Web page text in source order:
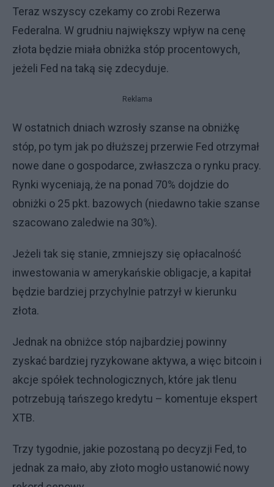
Teraz wszyscy czekamy co zrobi Rezerwa
Federalna. W grudniu największy wpływ na cenę
złota będzie miała obniżka stóp procentowych,
jeżeli Fed na taką się zdecyduje.
Reklama
W ostatnich dniach wzrosły szanse na obniżkę
stóp, po tym jak po dłuższej przerwie Fed otrzymał
nowe dane o gospodarce, zwłaszcza o rynku pracy.
Rynki wyceniają, że na ponad 70% dojdzie do
obniżki o 25 pkt. bazowych (niedawno takie szanse
szacowano zaledwie na 30%).
Jeżeli tak się stanie, zmniejszy się opłacalność
inwestowania w amerykańskie obligacje, a kapitał
będzie bardziej przychylnie patrzył w kierunku
złota.
Jednak na obniżce stóp najbardziej powinny
zyskać bardziej ryzykowane aktywa, a więc bitcoin i
akcje spółek technologicznych, które jak tlenu
potrzebują tańszego kredytu – komentuje ekspert
XTB.
Trzy tygodnie, jakie pozostaną po decyzji Fed, to
jednak za mało, aby złoto mogło ustanowić nowy